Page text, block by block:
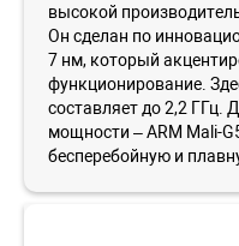
высокой
Он сделан по
7 нм, который
функционирование.
составляет до 2,2 ГГц.
мощности – ARM Mali-
бесперебойную и